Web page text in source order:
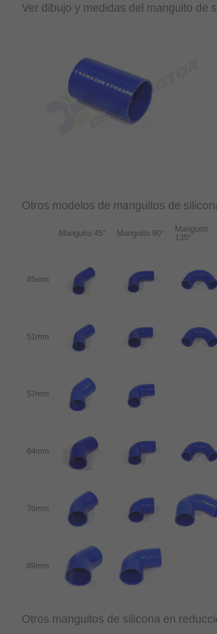
Ver dibujo y medidas del manguito de
Otros modelos de manguitos de
Manguito 45° Manguito 90°
Manguito
135°
45mm
51mm
57mm
64mm
76mm
89mm
Otros manguitos de silicona en